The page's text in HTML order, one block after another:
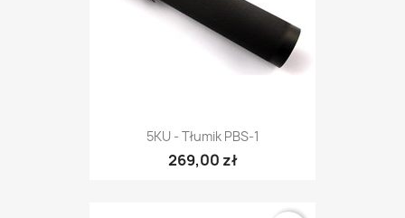
5KU - Tłumik PBS-1
269,00 zł